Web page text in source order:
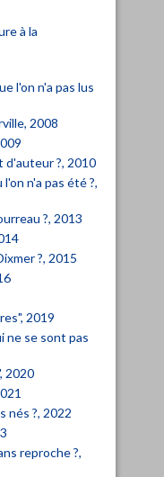
à la
l'on n'a pas lus
2008
d'auteur ?, 2010
n'a pas été ?,
?, 2013
?, 2015
2019
ne se sont pas
2020
nés ?, 2022
reproche ?,